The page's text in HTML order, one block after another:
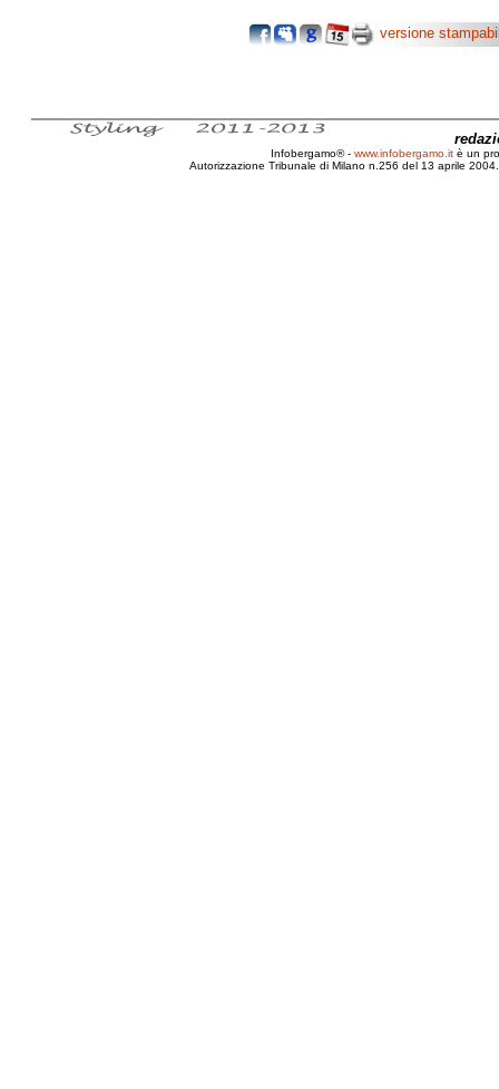
versione
Infobergamo® - www.infobergamo.it è un
Autorizzazione Tribunale di Milano n.256 del 13 aprile